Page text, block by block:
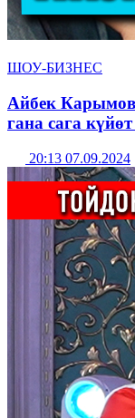
ШОУ-БИЗНЕС
Айбек
гана сага
20:13 07.09.2024